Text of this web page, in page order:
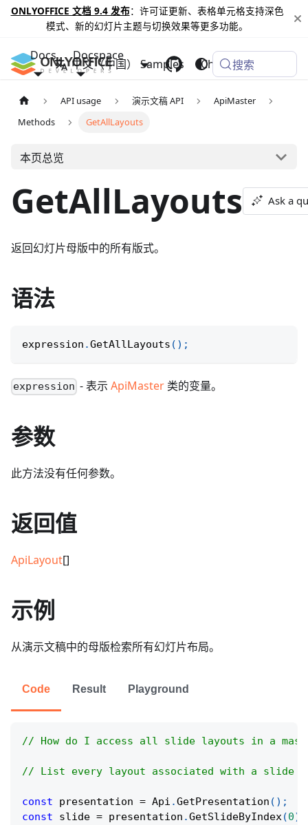
ONLYOFFICE 文档 9.4 发布：许可证更新、表格单元格支持深色
模式、新的幻灯片主题与切换效果等更多功能。
Docs Docspace
Samples Changelog
中文（中国） 搜索
API usage 演示文稿 API
ApiMaster
Methods
GetAllLayouts
本页总览
GetAllLayouts Ask a
返回幻灯片母版中的所有版式。
语法
expression .GetAllLayouts ( ) ;
expression - 表示ApiMaster 类的变量。
参数
此方法没有任何参数。
返回值
ApiLayout[]
示例
从演示文稿中的母版检索所有幻灯片布局。
Code Result Playground
// How do I access all slide layouts in a
// List every layout associated with a slide
const presentation = Api .GetPresentation ( ) ;
const slide = presentation .GetSlideByIndex(0)